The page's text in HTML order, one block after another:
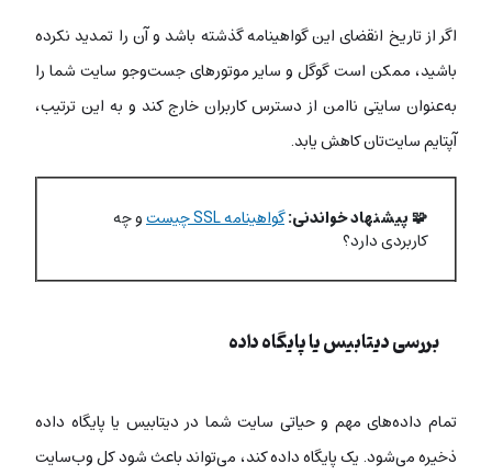
اگر از تاریخ انقضای این گواهینامه گذشته باشد و آن را تمدید نکرده
باشید، ممکن است گوگل و سایر موتورهای جست‌وجو سایت شما را
به‌عنوان سایتی ناامن از دسترس کاربران خارج کند و به این ترتیب،
آپتایم سایت‌تان کاهش یابد.
🧩 پیشنهاد خواندنی:گواهینامه SSL چیست و چه
کاربردی دارد؟
بررسی دیتابیس یا پایگاه داده
تمام داده‌های مهم و حیاتی سایت‌ شما در دیتابیس یا پایگاه داده
ذخیره می‌شود. یک پایگاه داده کند، می‌تواند باعث شود کل وب‌سایت